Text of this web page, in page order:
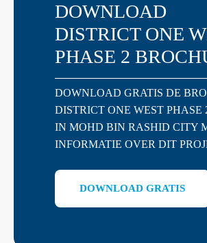
DOWNLOAD
DISTRICT ONE
PHASE 2
DOWNLOAD GRATIS DE
DISTRICT ONE WEST
IN MOHD BIN RASHID CITY
INFORMATIE OVER DIT
DOWNLOAD GRATIS